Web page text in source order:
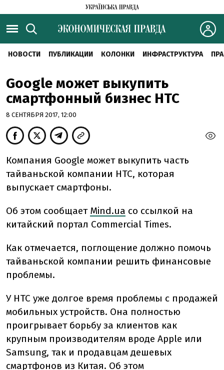
НОВОСТИ ПУБЛИКАЦИИ КОЛОНКИ ИНФРАСТРУКТУРА
Google может выкупить
смартфонный бизнес HTC
8 СЕНТЯБРЯ 2017, 12:00
Компания Google может выкупить часть
тайваньской компании HTC, которая
выпускает смартфоны.
Об этом сообщает Mind.ua со ссылкой на
китайский портал Commercial Times.
Как отмечается, поглощение должно помочь
тайваньской компании решить финансовые
проблемы.
У HTC уже долгое время проблемы с продажей
мобильных устройств. Она полностью
проигрывает борьбу за клиентов как
крупным производителям вроде Apple или
Samsung, так и продавцам дешевых
смартфонов из Китая. Об этом